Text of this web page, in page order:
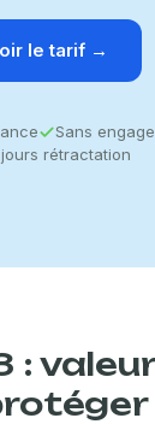
le tarif →
Sans
jours rétractation
: